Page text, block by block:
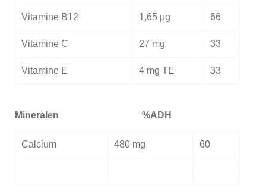
Vitamine B12 1,65 μg 66
Vitamine C 27 mg 33
Vitamine E 4 mg TE 33
Mineralen %ADH
Calcium 480 mg 60